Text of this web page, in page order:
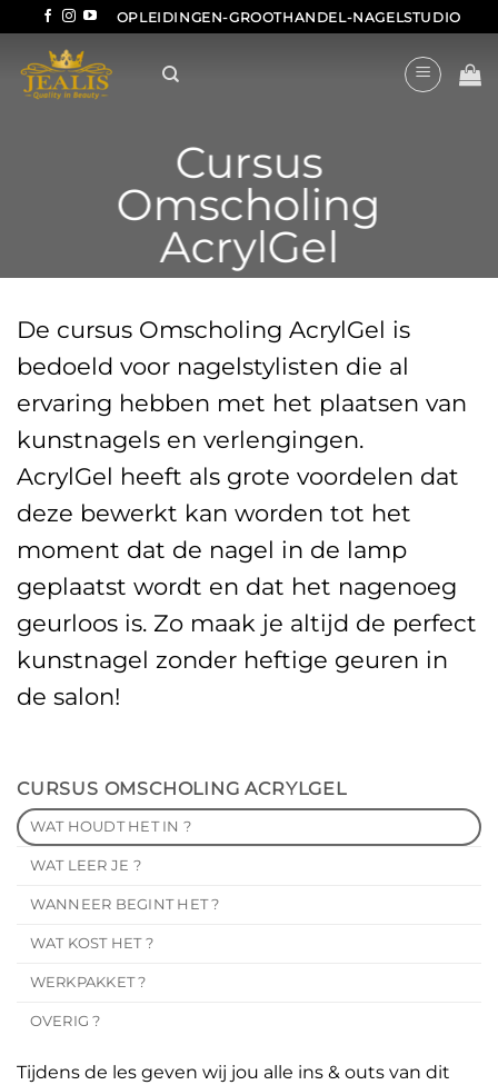
naar
inhoud
OPLEIDINGEN-GROOTHANDEL-NAGELSTUDIO
Cursus
Omscholing
AcrylGel
De cursus Omscholing AcrylGel is
bedoeld voor nagelstylisten die al
ervaring hebben met het plaatsen van
kunstnagels en verlengingen.
AcrylGel heeft als grote voordelen dat
deze bewerkt kan worden tot het
moment dat de nagel in de lamp
geplaatst wordt en dat het nagenoeg
geurloos is. Zo maak je altijd de perfect
kunstnagel zonder heftige geuren in
de salon!
CURSUS OMSCHOLING ACRYLGEL
WAT HOUDT HET IN ?
WAT LEER JE ?
WANNEER BEGINT HET ?
WAT KOST HET ?
WERKPAKKET ?
OVERIG ?
Tijdens de les geven wij jou alle ins & outs van dit